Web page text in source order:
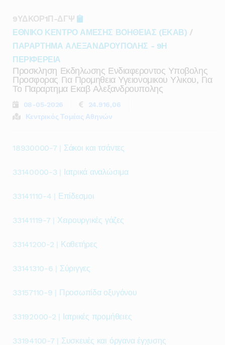
9ΥΔΚΟΡ1Π-ΔΓΨ
ΕΘΝΙΚΟ ΚΕΝΤΡΟ ΑΜΕΣΗΣ ΒΟΗΘΕΙΑΣ (ΕΚΑΒ) /
ΠΑΡΑΡΤΗΜΑ ΑΛΕΞΑΝΔΡΟΥΠΟΛΗΣ - 9Η
ΠΕΡΙΦΕΡΕΙΑ
Προσκληση Εκδηλωσης Ενδιαφεροντος Υποβολης
Προσφορας Για Προμηθεια Υγειονομικου Υλικου, Για
Το Παραρτημα Εκαβ Αλεξανδρουπολης
08-05-2026
24.916,06
Κεντρικός Τομέας Αθηνών
18930000-7 | Σάκοι και τσάντες
33140000-3 | Ιατρικά αναλώσιμα
33141110-4 | Επίδεσμοι
33141119-7 | Χειρουργικές γάζες
33141200-2 | Καθετήρες
33141310-6 | Σύριγγες
33157110-9 | Προσωπίδα οξυγόνου
33192000-2 | Ιατρικές προμήθειες
33194100-7 | Συσκευές και όργανα έγχυσης